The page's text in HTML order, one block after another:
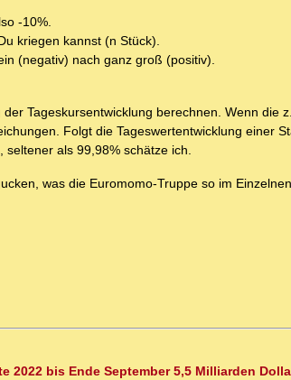
-10%.
kriegen kannst (n Stück).
(negativ) nach ganz groß (positiv).
Tageskursentwicklung berechnen. Wenn die
Folgt die Tageswertentwicklung einer
als 99,98% schätze ich.
was die Euromomo-Truppe so im
bis Ende September 5,5 Milliarden